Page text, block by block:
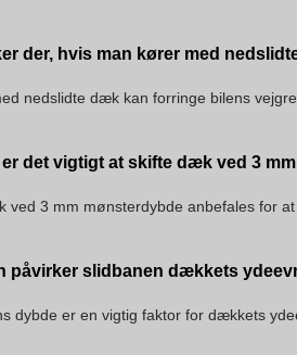
der, hvis man kører med
nedslidte dæk kan forringe bilens
det vigtigt at skifte dæk ved 3
ved 3 mm mønsterdybde anbefales for
påvirker slidbanen dækkets
dybde er en vigtig faktor for dækkets